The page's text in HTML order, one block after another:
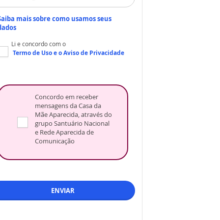
mais sobre como usamos seus
Li e concordo com o
Termo de Usoe oAviso de Privacidade
Concordo em receber
mensagens da Casa da
Mãe Aparecida, através do
grupo Santuário Nacional
e Rede Aparecida de
Comunicação
ENVIAR